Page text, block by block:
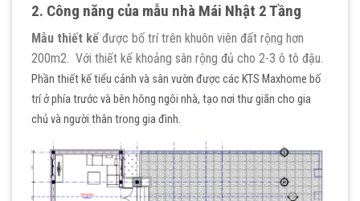
2. Công năng của mẫu nhà Mái Nhật 2 Tầng
Mẫu thiết kế được bố trí trên khuôn viên đất rộng hơn
200m2. Với thiết kế khoảng sân rộng đủ cho 2-3 ô tô đậu.
Phần thiết kế tiểu cảnh và sân vườn được các KTS Maxhome bố
trí ở phía trước và bên hông ngôi nhà, tạo nơi thư giãn cho gia
chủ và người thân trong gia đình.